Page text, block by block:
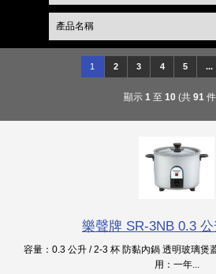
1 2 3 4 5 ...
顯示 1 至 10(共 91
樂聲牌 SR-3NB 0.3
容量：0.3 公升 / 2-3 杯 防黏內鍋 透明玻璃煲
用：一年...